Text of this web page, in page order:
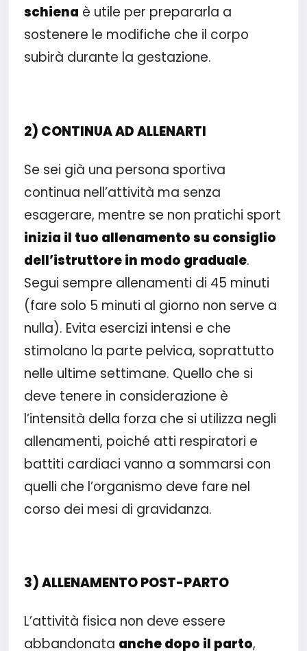
schiena è utile per prepararla a
sostenere le modifiche che il corpo
subirà durante la gestazione.
2) CONTINUA AD ALLENARTI
Se sei già una persona sportiva
continua nell’attività ma senza
esagerare, mentre se non pratichi sport
inizia il tuo allenamento su consiglio
dell’istruttore in modo graduale.
Segui sempre allenamenti di 45 minuti
(fare solo 5 minuti al giorno non serve a
nulla). Evita esercizi intensi e che
stimolano la parte pelvica, soprattutto
nelle ultime settimane. Quello che si
deve tenere in considerazione è
l’intensità della forza che si utilizza negli
allenamenti, poiché atti respiratori e
battiti cardiaci vanno a sommarsi con
quelli che l’organismo deve fare nel
corso dei mesi di gravidanza.
3) ALLENAMENTO POST-PARTO
L’attività fisica non deve essere
abbandonata anche dopo il parto,